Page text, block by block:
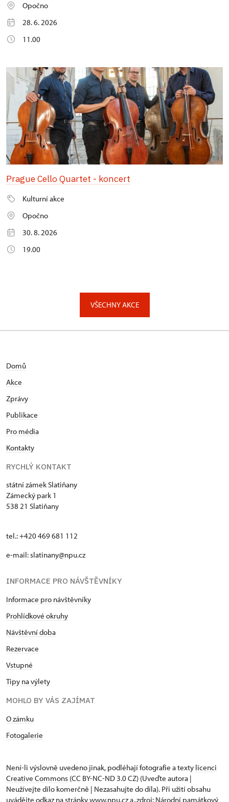
Opočno
28. 6. 2026
11.00
Prague Cello Quartet - koncert
Kulturní akce
Opočno
30. 8. 2026
19.00
VŠECHNY AKCE
Domů
Akce
Zprávy
Publikace
Pro média
Kontakty
RYCHLÝ KONTAKT
státní zámek Slatiňany
Zámecký park 1
538 21 Slatiňany
tel.: +420 469 681 112
e-mail: slatinany@npu.cz
INFORMACE PRO NÁVŠTĚVNÍKY
Informace pro návštěvníky
Prohlídkové okruhy
Návštěvní doba
Rezervace
Vstupné
Tipy na výlety
MOHLO BY VÁS ZAJÍMAT
O zámku
Fotogalerie
Není-li výslovně uvedeno jinak, podléhají fotografie a texty licenci
Creative Commons (CC BY-NC-ND 3.0 CZ) (Uveďte autora |
Neužívejte dílo komerčně | Nezasahujte do díla). Při užití obsahu
uvádějte odkaz na stránky www.npu.cz a „zdroj: Národní památkový